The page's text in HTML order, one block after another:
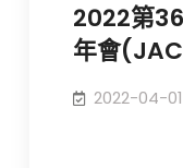
2022第
年會
2022-04-01